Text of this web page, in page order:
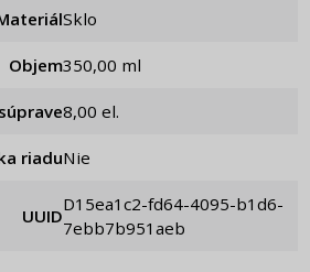
Sklo
Objem 350,00 ml
8,00 el.
riadu Nie
UUID
d15ea1c2-fd64-4095-b1d6-
7ebb7b951aeb